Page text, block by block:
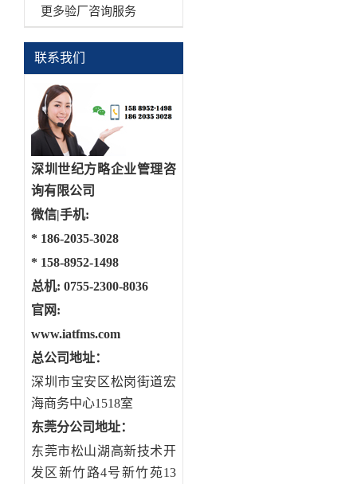
更多验厂咨询服务
联系我们
深圳世纪方略企业管理咨
询有限公司
微信|手机:
* 186-2035-3028
* 158-8952-1498
总机: 0755-2300-8036
官网:
www.iatfms.com
总公司地址：
深圳市宝安区松岗街道宏
海商务中心1518室
东莞分公司地址：
东莞市松山湖高新技术开
发区新竹路4号新竹苑13